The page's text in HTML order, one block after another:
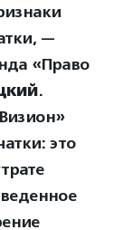
—
«Право
.
это